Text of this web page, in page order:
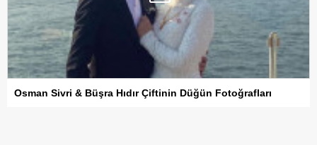
Osman Sivri & Büşra Hıdır Çiftinin Düğün Fotoğrafları